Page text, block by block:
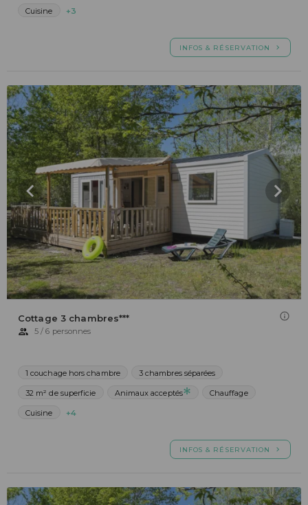
Cuisine +3
INFOS & RÉSERVATION
Cottage 3 chambres***
5 / 6 personnes
1 couchage hors chambre 3 chambres séparées
32 m² de superficie Animaux acceptés Chauffage
Cuisine +4
INFOS & RÉSERVATION